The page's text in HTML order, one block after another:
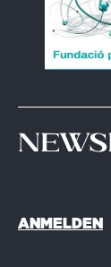
ANMELDEN